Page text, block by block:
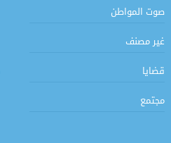
صوت المواطن
غير مصنف
قضايا
مجتمع